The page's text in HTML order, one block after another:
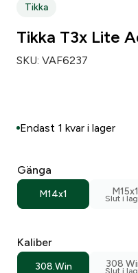
Tikka
Tikka T3x Lite
SKU: VAF6237
Endast 1 kvar i lager
Gänga
M14x1 M15x1
Kaliber
308
308.Win
Number of weapons since
Number of loose pipsets
Number of parts subject
No